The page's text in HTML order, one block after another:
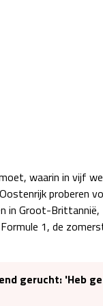
waarin in vijf
proberen
in Groot-
1, de
gerucht: 'Heb